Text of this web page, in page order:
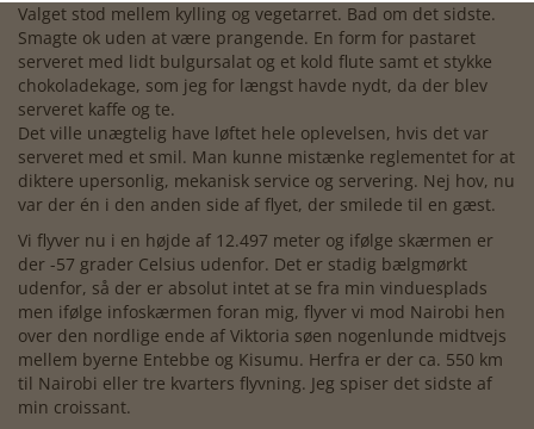
Valget stod mellem kylling og vegetarret. Bad om det sidste.
Smagte ok uden at være prangende. En form for pastaret
serveret med lidt bulgursalat og et kold flute samt et stykke
chokoladekage, som jeg for længst havde nydt, da der blev
serveret kaffe og te.
Det ville unægtelig have løftet hele oplevelsen, hvis det var
serveret med et smil. Man kunne mistænke reglementet for at
diktere upersonlig, mekanisk service og servering. Nej hov, nu
var der én i den anden side af flyet, der smilede til en gæst.
Vi flyver nu i en højde af 12.497 meter og ifølge skærmen er
der -57 grader Celsius udenfor. Det er stadig bælgmørkt
udenfor, så der er absolut intet at se fra min vinduesplads
men ifølge infoskærmen foran mig, flyver vi mod Nairobi hen
over den nordlige ende af Viktoria søen nogenlunde midtvejs
mellem byerne Entebbe og Kisumu. Herfra er der ca. 550 km
til Nairobi eller tre kvarters flyvning. Jeg spiser det sidste af
min croissant.